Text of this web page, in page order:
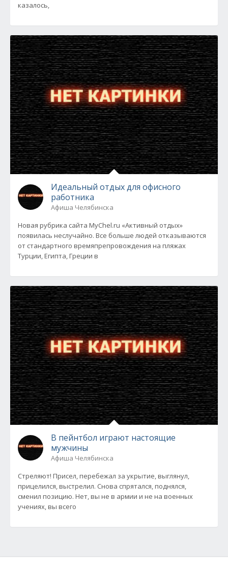
казалось,
Идеальный отдых для офисного
работника
Афиша Челябинска
Новая рубрика сайта MyChel.ru «Активный отдых»
появилась неслучайно. Все больше людей отказываются
от стандартного времяпрепровождения на пляжах
Турции, Египта, Греции в
В пейнтбол играют настоящие
мужчины
Афиша Челябинска
Стреляют! Присел, перебежал за укрытие, выглянул,
прицелился, выстрелил. Снова спрятался, поднялся,
сменил позицию. Нет, вы не в армии и не на военных
учениях, вы всего